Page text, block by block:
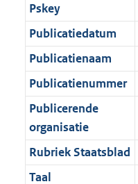
Pskey
Publicatiedatum
Publicatienaam
Publicatienummer
Publicerende
organisatie
Rubriek Staatsblad
Taal